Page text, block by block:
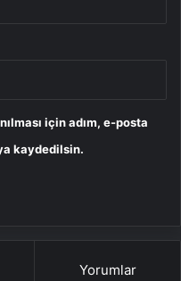
için adım, e-posta
kaydedilsin.
Yorumlar